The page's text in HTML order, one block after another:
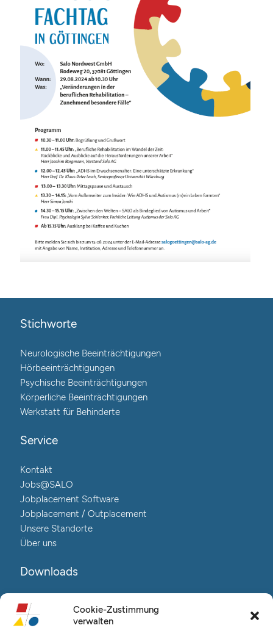
Cookie-Zustimmung
verwalten
Stichworte
Neurologische Beeinträchtigungen
Hörbeeinträchtigungen
Psychische Beeinträchtigungen
Körperliche Beeinträchtigungen
Werkstatt für Behinderte
Service
Kontakt
Jobs@SALO
Jobplacement Software
Jobplacement / Outplacement
Unsere Standorte
Über uns
Downloads
Reha@Salo-Broschüre
Neuro@Salo-Broschüre